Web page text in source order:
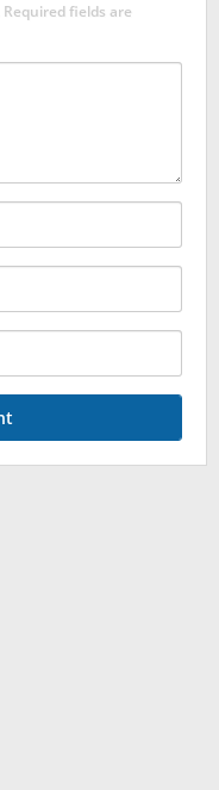
Required fields are